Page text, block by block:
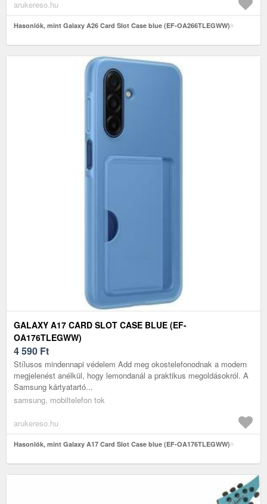
arukereso.hu
Hasonlók, mint Galaxy A26 Card Slot Case blue (EF-OA266TLEGWW)
GALAXY A17 CARD SLOT CASE BLUE (EF-
OA176TLEGWW)
4 590 Ft
Stílusos mindennapi védelem Add meg okostelefonodnak a modern
megjelenést anélkül, hogy lemondanál a praktikus megoldásokról. A
Samsung kártyatartó...
samsung, mobiltelefon tok
arukereso.hu
Hasonlók, mint Galaxy A17 Card Slot Case blue (EF-OA176TLEGWW)